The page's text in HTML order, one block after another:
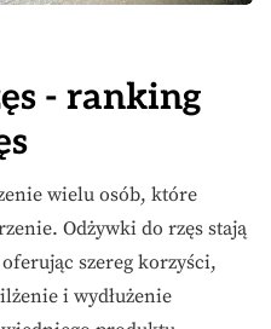
- ranking
wielu osób, które
Odżywki do rzęs stają
szereg korzyści,
i wydłużenie